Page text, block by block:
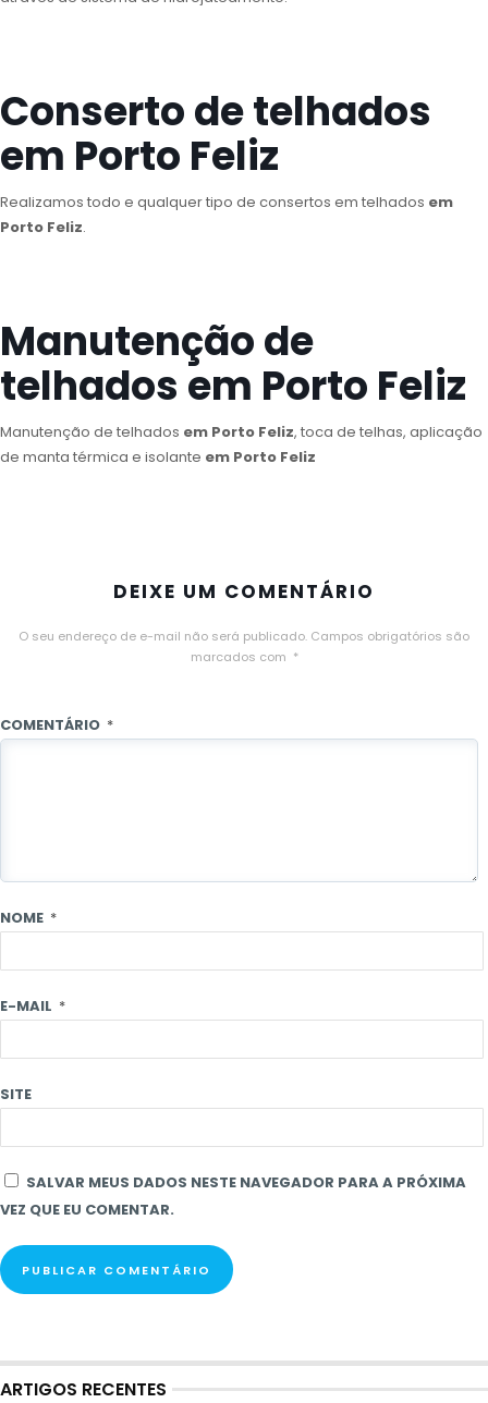
Conserto de telhados
em Porto Feliz
Realizamos todo e qualquer tipo de consertos em telhados em
Porto Feliz.
Manutenção de
telhados em Porto Feliz
Manutenção de telhados em Porto Feliz, toca de telhas, aplicação
de manta térmica e isolante em Porto Feliz
DEIXE UM COMENTÁRIO
O seu endereço de e-mail não será publicado. Campos obrigatórios são
marcados com *
COMENTÁRIO *
NOME *
E-MAIL *
SITE
SALVAR MEUS DADOS NESTE NAVEGADOR PARA A PRÓXIMA
VEZ QUE EU COMENTAR.
ARTIGOS RECENTES